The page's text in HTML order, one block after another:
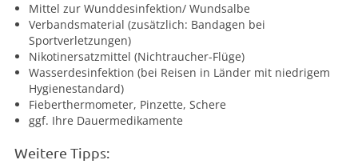
Mittel zur Wunddesinfektion/ Wundsalbe
Verbandsmaterial (zusätzlich: Bandagen bei
Sportverletzungen)
Nikotinersatzmittel (Nichtraucher-Flüge)
Wasserdesinfektion (bei Reisen in Länder mit niedrigem
Hygienestandard)
Fieberthermometer, Pinzette, Schere
ggf. Ihre Dauermedikamente
Weitere Tipps: